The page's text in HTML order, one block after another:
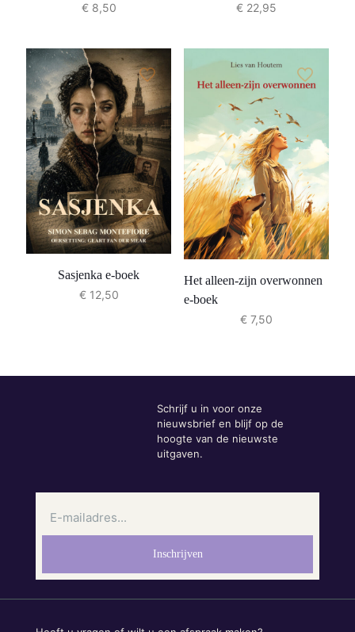
€8,50
€22,95
Sasjenka e-boek
€12,50
Het alleen-zijn overwonnen
e-boek
€7,50
Schrijf u in voor onze
nieuwsbrief en blijf op de
hoogte van de nieuwste
uitgaven.